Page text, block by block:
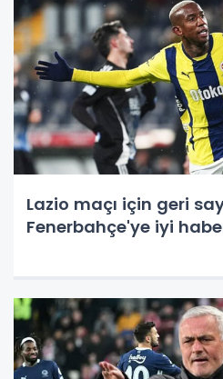
Lazio maçı için geri
Fenerbahçe'ye iyi